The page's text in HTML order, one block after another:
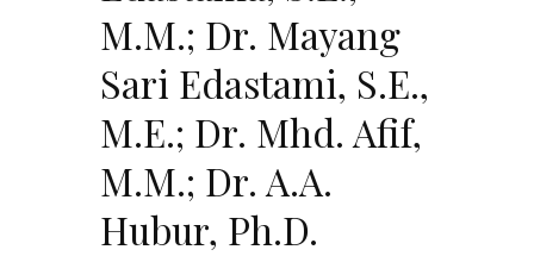
M.M.; Dr. Mayang
Sari Edastami, S.E.,
M.E.; Dr. Mhd. Afif,
M.M.; Dr. A.A.
Hubur, Ph.D.